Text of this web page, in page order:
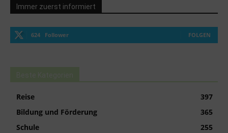
Immer zuerst informiert
624 Follower FOLGEN
Reise
397
Bildung und Förderung
365
Schule
255